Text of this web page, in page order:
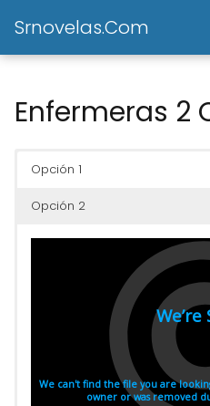
Srnovelas.Com
Enfermeras 2
Opción 1
Opción 2